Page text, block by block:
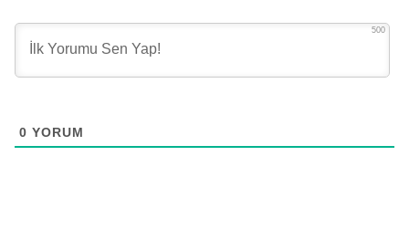
500
0 YORUM